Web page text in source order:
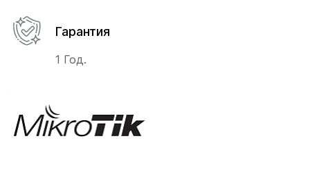
Гарантия
1 Год.